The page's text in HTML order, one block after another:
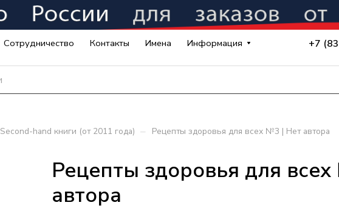
Сотрудничество Контакты Имена Информация +7
Second-hand книги (от 2011 года) – Рецепты здоровья для всех №3 | Нет автора
Рецепты здоровья для
автора